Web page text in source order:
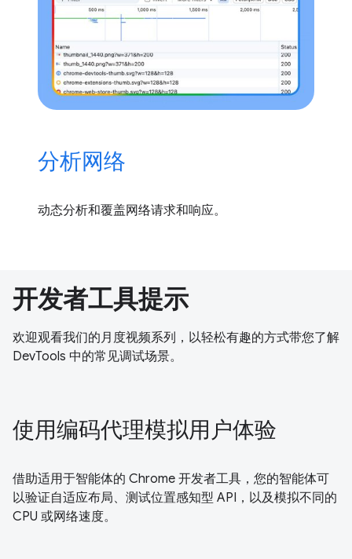
分析网络
动态分析和覆盖网络请求和响应。
开发者工具提示
欢迎观看我们的月度视频系列，以轻松有趣的方式带您了解
DevTools 中的常见调试场景。
使用编码代理模拟用户体验
借助适用于智能体的 Chrome 开发者工具，您的智能体可
以验证自适应布局、测试位置感知型 API，以及模拟不同的
CPU 或网络速度。